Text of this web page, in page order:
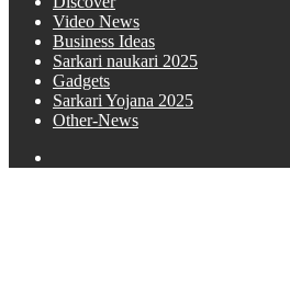
Video News
Business Ideas
Sarkari naukari 2025
Gadgets
Sarkari Yojana 2025
Other-News